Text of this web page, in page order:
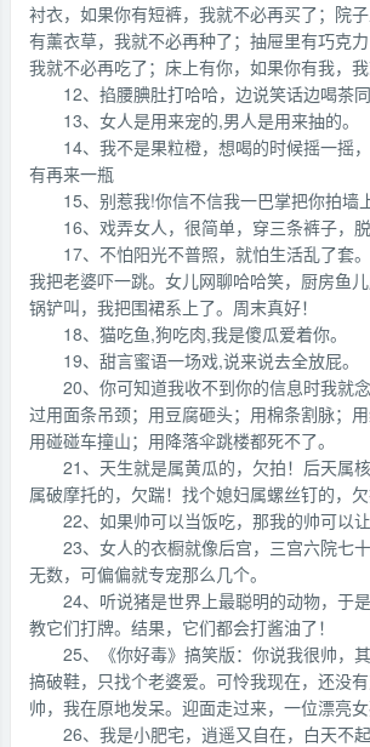
衬衣，如果你有短裤，我就不必再买了；院
有薰衣草，我就不必再种了；抽屉里有巧克力
我就不必再吃了；床上有你，如果你有我，我
12、掐腰腆肚打哈哈，边说笑话边喝茶同
13、女人是用来宠的,男人是用来抽的。
14、我不是果粒橙，想喝的时候摇一摇
有再来一瓶
15、别惹我!你信不信我一巴掌把你拍墙
16、戏弄女人，很简单，穿三条裤子，脱
17、不怕阳光不普照，就怕生活乱了套
我把老婆吓一跳。女儿网聊哈哈笑，厨房鱼
锅铲叫，我把围裙系上了。周末真好！
18、猫吃鱼,狗吃肉,我是傻瓜爱着你。
19、甜言蜜语一场戏,说来说去全放屁。
20、你可知道我收不到你的信息时我就
过用面条吊颈；用豆腐砸头；用棉条割脉；用
用碰碰车撞山；用降落伞跳楼都死不了。
21、天生就是属黄瓜的，欠拍！后天属
属破摩托的，欠踹！找个媳妇属螺丝钉的，
22、如果帅可以当饭吃，那我的帅可以
23、女人的衣橱就像后宫，三宫六院七
无数，可偏偏就专宠那么几个。
24、听说猪是世界上最聪明的动物，于
教它们打牌。结果，它们都会打酱油了！
25、《你好毒》搞笑版：你说我很帅，
搞破鞋，只找个老婆爱。可怜我现在，还没
帅，我在原地发呆。迎面走过来，一位漂亮女
26、我是小肥宅，逍遥又自在，白天不